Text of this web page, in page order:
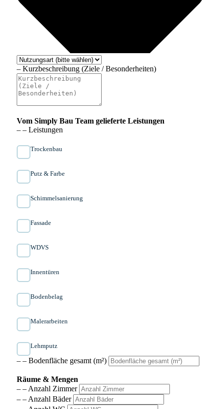
– Kurzbeschreibung (Ziele / Besonderheiten)
Vom Simply Bau Team gelieferte Leistungen
– – Leistungen
Trockenbau
Putz & Farbe
Schimmelsanierung
Fassade
WDVS
Innen­türen
Bodenbelag
Malerarbeiten
Lehmputz
– – Bodenfläche gesamt (m²)
Räume & Mengen
– – Anzahl Zimmer
– – Anzahl Bäder